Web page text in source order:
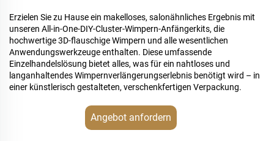
Erzielen Sie zu Hause ein makelloses, salonähnliches Ergebnis mit
unseren All-in-One-DIY-Cluster-Wimpern-Anfängerkits, die
hochwertige 3D-flauschige Wimpern und alle wesentlichen
Anwendungswerkzeuge enthalten. Diese umfassende
Einzelhandelslösung bietet alles, was für ein nahtloses und
langanhaltendes Wimpernverlängerungserlebnis benötigt wird – in
einer künstlerisch gestalteten, verschenkfertigen Verpackung.
Angebot anfordern